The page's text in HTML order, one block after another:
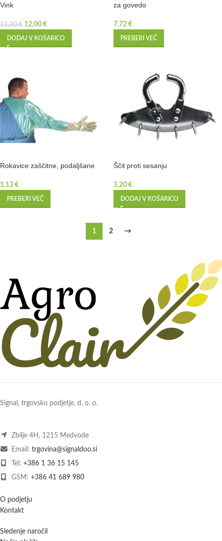
Vink
15,00€ 12,00 €
DODAJ V KOŠARICO
za govedo
7,72 €
PREBERI VEČ
Rokavice zaščitne, podaljšane
1,13 €
PREBERI VEČ
Ščit proti sesanju
3,20 €
DODAJ V KOŠARICO
1 2 →
Signal, trgovsko podjetje, d. o. o.
Zbilje 4H, 1215 Medvode
Email: trgovina@signaldoo.si
Tel: +386 1 36 15 145
GSM: +386 41 689 980
O podjetju
Kontakt
Sledenje naročil